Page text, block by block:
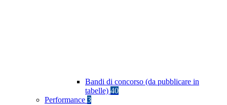
Bandi di concorso (da pubblicare in
tabelle) 40
Performance 3